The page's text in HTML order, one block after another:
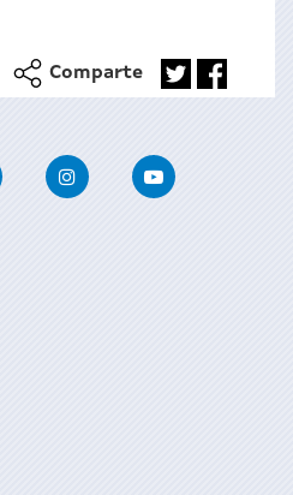
Comparte
Twitter InstagramYoutube